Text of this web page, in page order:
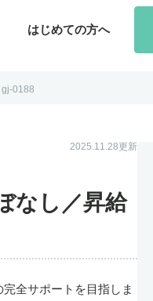
はじめての方へ
報
gj-0188
2025.11.28更新
なし／昇給
全サポートを目指しま